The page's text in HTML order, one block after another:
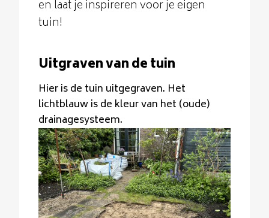
en laat je inspireren voor je eigen
tuin!
Uitgraven van de tuin
Hier is de tuin uitgegraven. Het
lichtblauw is de kleur van het (oude)
drainagesysteem.